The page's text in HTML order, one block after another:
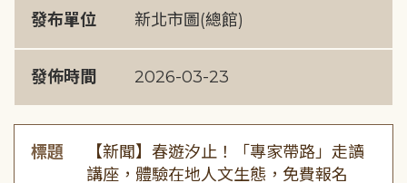
發布單位 新北市圖(總館)
發佈時間 2026-03-23
標題
【新聞】春遊汐止！「專家帶路」走讀
講座，體驗在地人文生態，免費報名